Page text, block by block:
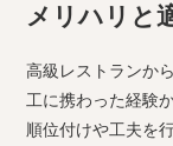
メリハリと
高級レストランか
工に携わった経験
順位付けや工夫を